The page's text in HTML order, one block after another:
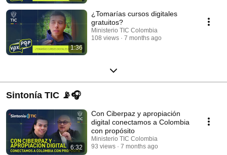
1:36
¿Tomarías cursos digitales
gratuitos?
Ministerio TIC Colombia
108 views
7 months ago
Sintonía TIC 📡🎧
6:32
Con Ciberpaz y apropiación
digital conectamos a Colombia
con propósito
Ministerio TIC Colombia
93 views
7 months ago